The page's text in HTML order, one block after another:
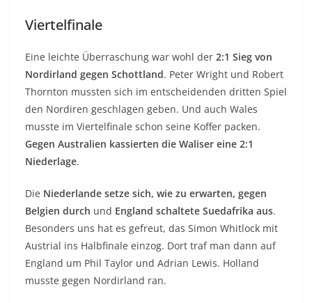
Viertelfinale
Eine leichte Überraschung war wohl der 2:1 Sieg von
Nordirland gegen Schottland. Peter Wright und Robert
Thornton mussten sich im entscheidenden dritten Spiel
den Nordiren geschlagen geben. Und auch Wales
musste im Viertelfinale schon seine Koffer packen.
Gegen Australien kassierten die Waliser eine 2:1
Niederlage.
Die Niederlande setze sich, wie zu erwarten, gegen
Belgien durch und England schaltete Suedafrika aus.
Besonders uns hat es gefreut, das Simon Whitlock mit
Austrial ins Halbfinale einzog. Dort traf man dann auf
England um Phil Taylor und Adrian Lewis. Holland
musste gegen Nordirland ran.